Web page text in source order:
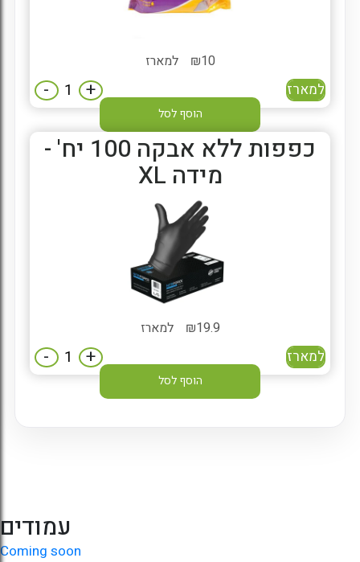
10
₪ למארז
למארז +
-
הוסף לסל
כפפות ללא אבקה 100 יח' -
מידה XL
19.9
₪ למארז
למארז +
-
הוסף לסל
עמודים
Coming soon